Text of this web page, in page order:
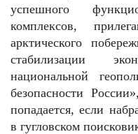
успешного
комплексов,
арктического
стабилизации
национальной
безопасности
попадается, если
в гугловском